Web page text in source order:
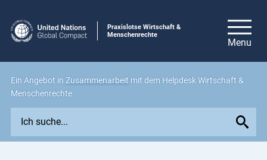
Praxislotse Wirtschaft &
Menschenrechte
Ein Angebot in Zusammenarbeit mit dem Helpdesk Wirtschaft &
Menschenrechte
p